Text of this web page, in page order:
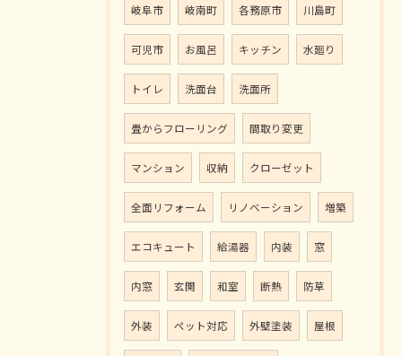
岐阜市 岐南町 各務原市 川島町
可児市 お風呂 キッチン 水廻り
トイレ 洗面台 洗面所
畳からフローリング 間取り変更
マンション 収納 クローゼット
全面リフォーム リノベーション 増築
エコキュート 給湯器 内装 窓
内窓 玄関 和室 断熱 防草
外装 ペット対応 外壁塗装 屋根